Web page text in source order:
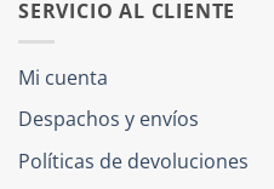
SERVICIO AL CLIENTE
Mi cuenta
Despachos y envíos
Políticas de devoluciones